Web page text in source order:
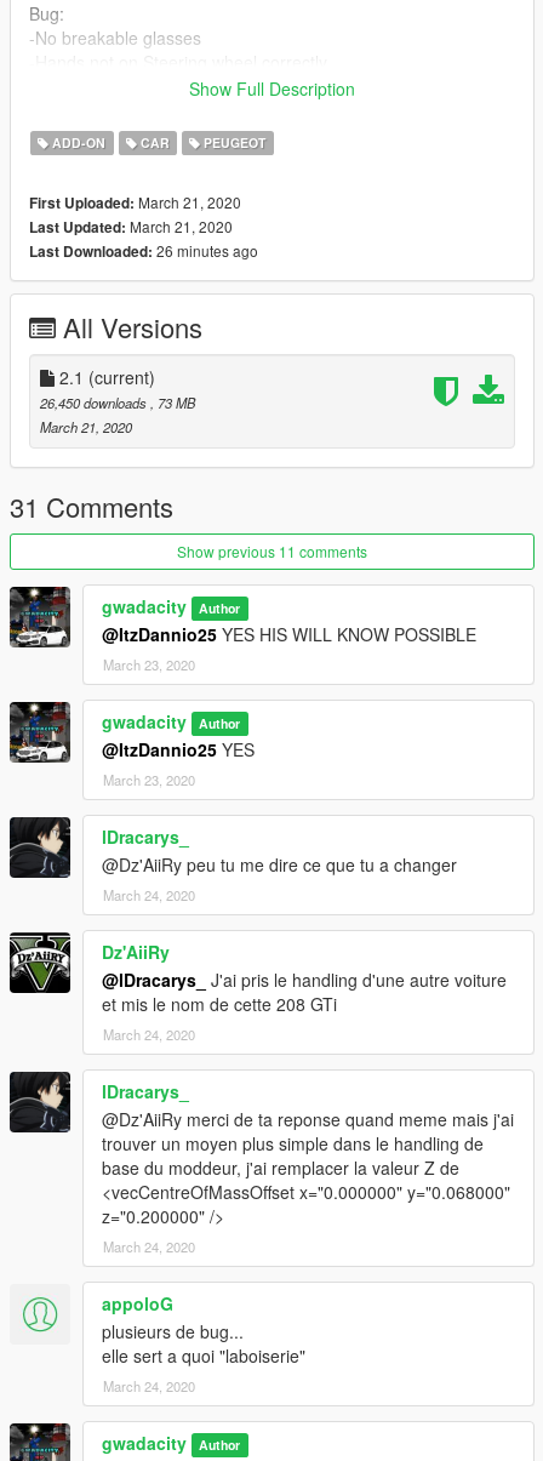
Bug:
-No breakable glasses
--- Copy 208gtI21 folder to ---
x:\Grand Theft Auto V\mods\update\x64\dlcpacks.
--- Use OpenIV extract ---
VOITURE REMPLACE
spawn futo
x:\Grand Theft Auto
then use notepad open it,add new line.
dlcpacks:\208gti21\
Show Full Description
ADD-ON CAR PEUGEOT
First Uploaded: March 21, 2020
Last Updated: March 21, 2020
Last Downloaded: 26 minutes ago
All Versions
2.1 (current)
26,450 downloads
, 73 MB
March 21, 2020
31 Comments
Show previous 11 comments
gwadacity Author
@ItzDannio25 YES HIS WILL KNOW POSSIBLE
March 23, 2020
gwadacity Author
@ItzDannio25 YES
March 23, 2020
lDracarys_
@Dz'AiiRy peu tu me dire ce que tu a changer
March 24, 2020
Dz'AiiRy
@lDracarys_ J'ai pris le handling d'une autre voiture
et mis le nom de cette 208 GTi
March 24, 2020
lDracarys_
@Dz'AiiRy merci de ta reponse quand meme mais j'ai
trouver un moyen plus simple dans le handling de
base du moddeur, j'ai remplacer la valeur Z de
<vecCentreOfMassOffset x="0.000000" y="0.068000"
z="0.200000" />
March 24, 2020
appoloG
plusieurs de bug...
elle sert a quoi "laboiserie"
March 24, 2020
gwadacity Author